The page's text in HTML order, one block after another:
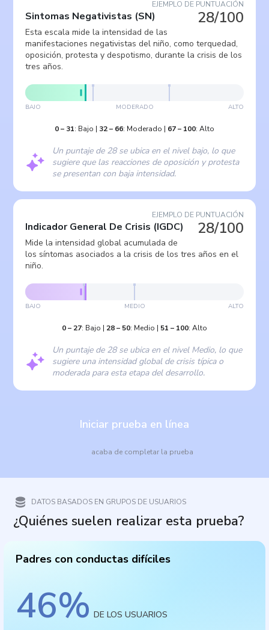
EJEMPLO DE PUNTUACIÓN
28/100
Sintomas Negativistas (SN)
Esta escala mide la intensidad de las
manifestaciones negativistas del niño, como terquedad,
oposición, protesta y despotismo, durante la crisis de los
tres años.
BAJO MODERADO ALTO
0– 31: Bajo | 32– 66: Moderado | 67– 100: Alto
Un puntaje de 28 se ubica en el nivel bajo, lo que
sugiere que las reacciones de oposición y protesta
se presentan con baja intensidad.
EJEMPLO DE PUNTUACIÓN
28/100
Indicador General De Crisis (IGDC)
Mide la intensidad global acumulada de
los síntomas asociados a la crisis de los tres años en el
niño.
BAJO MEDIO ALTO
0– 27: Bajo | 28– 50: Medio | 51 – 100: Alto
Un puntaje de 28 se ubica en el nivel Medio, lo que
sugiere una intensidad global de crisis típica o
moderada para esta etapa del desarrollo.
Iniciar prueba en línea
acaba de completar la prueba
DATOS BASADOS EN GRUPOS DE USUARIOS
¿Quiénes suelen realizar esta prueba?
Padres con conductas difíciles
46% DE LOS USUARIOS